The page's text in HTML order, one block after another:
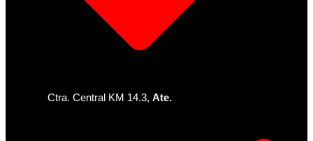
Ctra. Central KM 14.3, Ate.